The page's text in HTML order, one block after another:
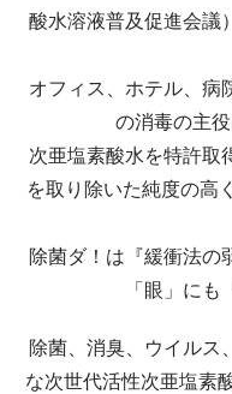
酸水溶液普及促進会議
オフィス、ホテル、病
の消毒の主
次亜塩素酸水を特許取
を取り除いた純度の高
除菌ダ！は『緩衝法の
「眼」にも
除菌、消臭、ウイルス
な次世代活性次亜塩素